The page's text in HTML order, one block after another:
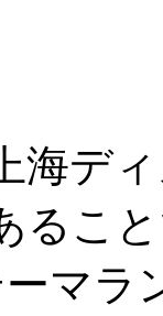
海デ
るこ
マラ